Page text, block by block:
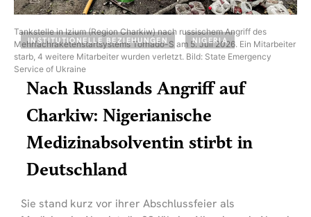
Tankstelle in Izium (Region Charkiw) nach russischem Angriff des
Mehrfachraketenstartsystems Tornado-S am 5. Juli 2026. Ein Mitarbeiter
starb, 4 weitere Mitarbeiter wurden verletzt. Bild: State Emergency
Service of Ukraine
INSTITUTIONELLE BEZIEHUNGEN NIGERIA
Nach Russlands Angriff auf
Charkiw: Nigerianische
Medizinabsolventin stirbt in
Deutschland
Sie stand kurz vor ihrer Abschlussfeier als